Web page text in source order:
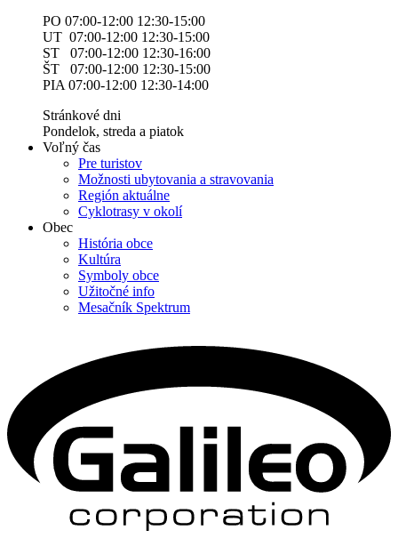
PO 07:00-12:00 12:30-15:00
UT 07:00-12:00 12:30-15:00
ST 07:00-12:00 12:30-16:00
ŠT 07:00-12:00 12:30-15:00
PIA 07:00-12:00 12:30-14:00
Stránkové dni
Pondelok, streda a piatok
Voľný čas
Pre turistov
Možnosti ubytovania a stravovania
Región aktuálne
Cyklotrasy v okolí
Obec
História obce
Kultúra
Symboly obce
Užitočné info
Mesačník Spektrum